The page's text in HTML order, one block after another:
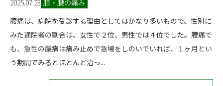
2025.07.23 膝・腰の痛み
腰痛は、病院を受診する理由としてはかなり多いもので、性別に
みた通院者の割合は、女性で２位、男性では４位でした。腰痛で
も、急性の腰痛は痛み止めで急場をしのいでいれば、１ヶ月とい
う期間でみるとほとんど治っ...